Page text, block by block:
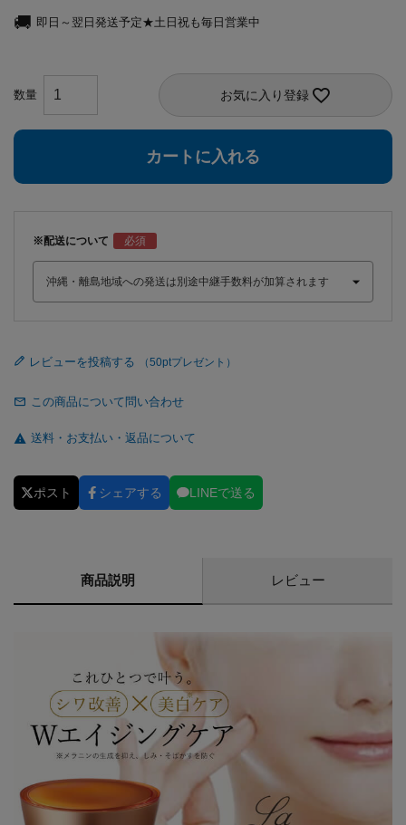
即日～翌日発送予定★土日祝も毎日営業中
お気に入り登録
カートに入れる
※配送について
レビューを投稿する
この商品について問い合わせ
送料・お支払い・返品について
ポスト シェアする LINEで送る
商品説明 レビュー